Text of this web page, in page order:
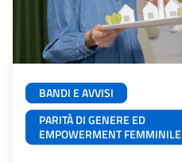
BANDI E AVVISI
PARITÀ DI GENERE ED
EMPOWERMENT FEMMINILE